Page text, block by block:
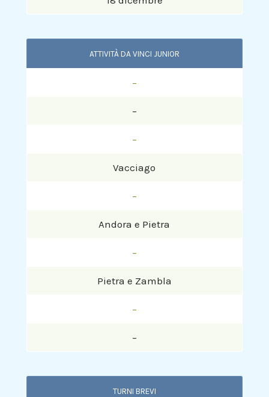
ATTIVITÀ DA VINCI JUNIOR
–
–
–
Vacciago
–
Andora e Pietra
–
Pietra e Zambla
–
–
TURNI BREVI